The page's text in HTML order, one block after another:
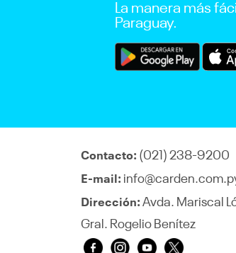
La manera más
Paraguay.
Contacto: (021) 238-9200
E-mail:
Dirección: Avda. Mariscal
Gral. Rogelio Benítez